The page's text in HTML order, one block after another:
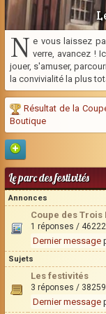
N e vous laissez
verre, avancez !
jouer, s'amuser,
la convivialité la plus
Résultat de la
Boutique
Le parc des festivités
Annonces
Coupe des Trois
1 réponses /
Dernier message
Sujets
Les festivités
3 réponses /
Dernier message